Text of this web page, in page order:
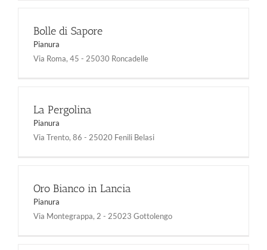
Bolle di Sapore
Pianura
Via Roma, 45 - 25030 Roncadelle
La Pergolina
Pianura
Via Trento, 86 - 25020 Fenili Belasi
Oro Bianco in Lancia
Pianura
Via Montegrappa, 2 - 25023 Gottolengo